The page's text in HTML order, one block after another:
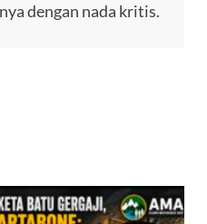
dengan nada kritis.